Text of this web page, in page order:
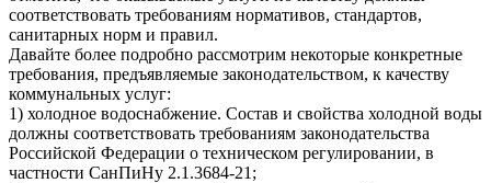
соответствовать требованиям нормативов, стандартов,
санитарных норм и правил.
Давайте более подробно рассмотрим некоторые конкретные
требования, предъявляемые законодательством, к качеству
коммунальных услуг:
1) холодное водоснабжение. Состав и свойства холодной воды
должны соответствовать требованиям законодательства
Российской Федерации о техническом регулировании, в
частности СанПиНу 2.1.3684-21;